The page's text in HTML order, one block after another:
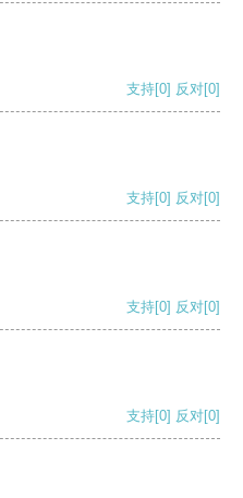
支持[0] 反对[0]
支持[0] 反对[0]
支持[0] 反对[0]
支持[0] 反对[0]